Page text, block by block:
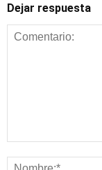
Alimentación y
nutrición
Dejar respuesta